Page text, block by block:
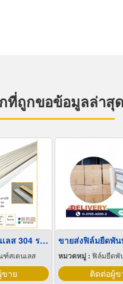
ที่ถูกขอข้อมูลล่าสุด
จมูกบันไดสแตนเลส 304 ราคาโรงงาน
สเตนเลส
าย
หมวดหมู่ : ฟิล์มยืดพั
ติดต่อผู้ข